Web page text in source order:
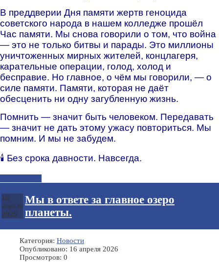
В преддверии Дня памяти жертв геноцида
советского народа в нашем колледже прошёл
Час памяти. Мы снова говорили о том, что война
— это не только битвы и парады. Это миллионы
уничтоженных мирных жителей, концлагеря,
карательные операции, голод, холод и
бесправие. Но главное, о чём мы говорили, — о
силе памяти. Памяти, которая не даёт
обесценить ни одну загубленную жизнь.
Помнить — значит быть человеком. Передавать
— значит не дать этому ужасу повториться. Мы
помним. И мы не забудем.
🕯 Без срока давности. Навсегда.
16
апреля
2026
Мы в ответе за главное озеро
планеты.
Категория: Новости
Опубликовано: 16 апреля 2026
Просмотров: 0